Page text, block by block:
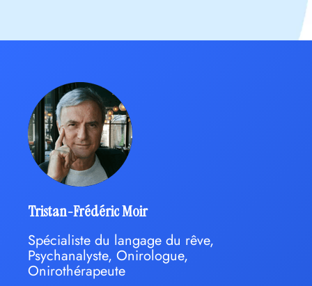
Tristan-Frédéric Moir
Spécialiste du langage du rêve,
Psychanalyste, Onirologue,
Onirothérapeute